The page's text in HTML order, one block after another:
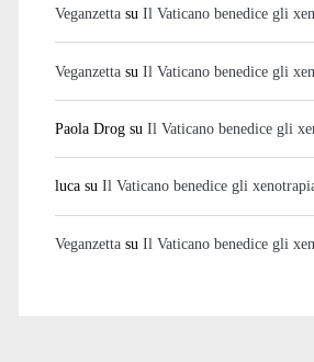
Veganzettasu Il Vaticano benedice gli
Veganzettasu Il Vaticano benedice gli
Paola Drogsu Il Vaticano benedice gli
lucasu Il Vaticano benedice gli
Veganzettasu Il Vaticano benedice gli